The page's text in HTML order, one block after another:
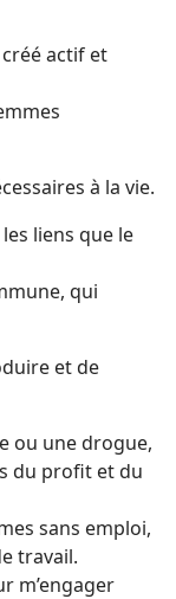
actif et
à la vie.
liens que le
qui
et de
ou une drogue,
du profit et du
sans emploi,
travail.
m’engager